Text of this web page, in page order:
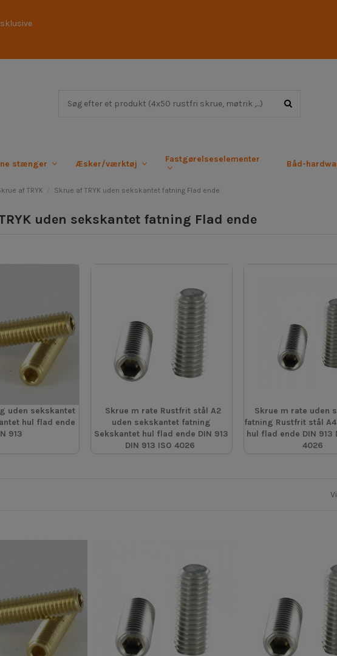
stænger Æsker/værktøj Fastgørelseselementer Båd-
af TRYK Skrue af TRYK uden sekskantet fatning Flad ende
uden sekskantet fatning Flad ende
uden sekskantet
hul flad ende
913
Skrue m rate Rustfrit stål A2
uden sekskantet fatning
Sekskantet hul flad ende DIN 913
DIN 913 ISO 4026
Skrue m rate uden
fatning Rustfrit stål
hul flad ende DIN 913
4026